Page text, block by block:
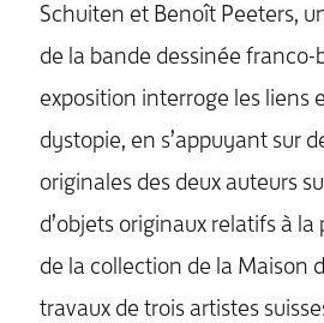
Schuiten et Benoît Peeters,
de la bande dessinée franco-
exposition interroge les liens
dystopie, en s’appuyant sur
originales des deux auteurs
d’objets originaux relatifs à
de la collection de la Maison
travaux de trois artistes